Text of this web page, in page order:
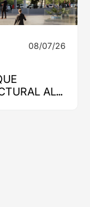
08/07/26
AL